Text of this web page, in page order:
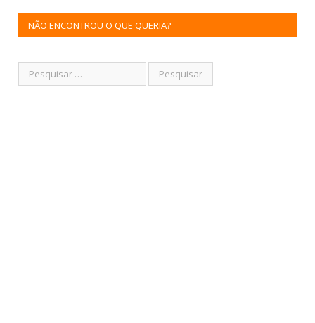
NÃO ENCONTROU O QUE QUERIA?